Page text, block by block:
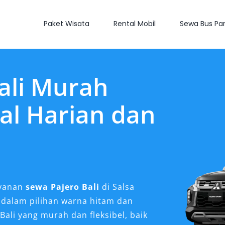
Paket Wisata Rental Mobil Sewa Bus
Murah
Harian dan
sewa Pajero Bali di Salsa
pilihan warna hitam dan
yang murah dan fleksibel, baik